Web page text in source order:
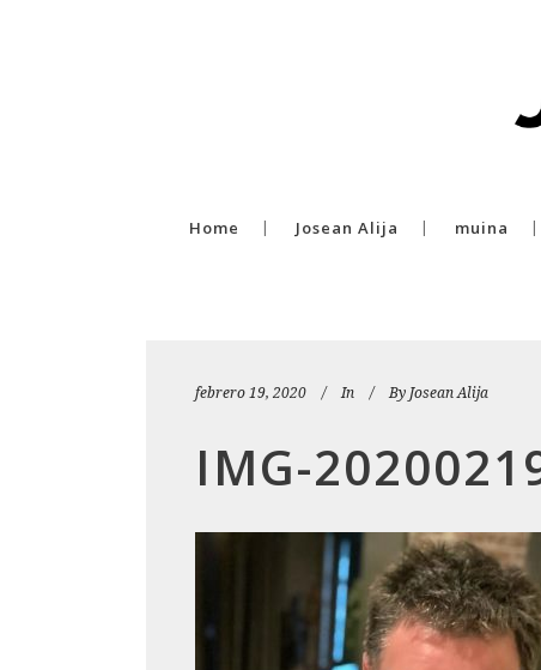
Home Josean Alija muina
febrero 19, 2020 In By Josean Alija
IMG-